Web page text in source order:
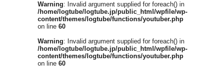
Warning: Invalid argument supplied for foreach() in
/home/logtube/logtube.jp/public_html/wpfile/wp-
content/themes/logtube/functions/youtuber.php
on line 60
Warning: Invalid argument supplied for foreach() in
/home/logtube/logtube.jp/public_html/wpfile/wp-
content/themes/logtube/functions/youtuber.php
on line 60